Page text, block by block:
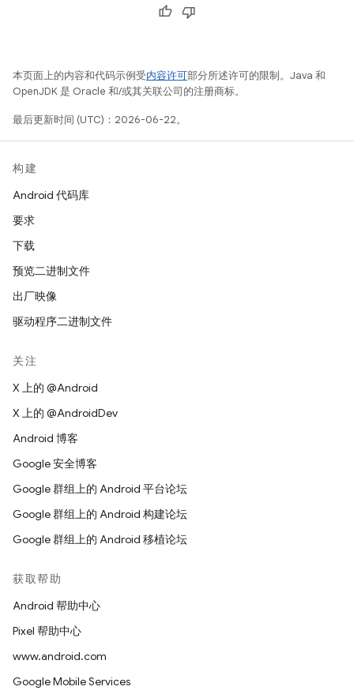
本页面上的内容和代码示例受内容许可部分所述许可的限制。Java 和
OpenJDK 是 Oracle 和/或其关联公司的注册商标。
最后更新时间 (UTC)：2026-06-22。
构建
Android 代码库
要求
下载
预览二进制文件
出厂映像
驱动程序二进制文件
关注
X 上的 @Android
X 上的 @AndroidDev
Android 博客
Google 安全博客
Google 群组上的 Android 平台论坛
Google 群组上的 Android 构建论坛
Google 群组上的 Android 移植论坛
获取帮助
Android 帮助中心
Pixel 帮助中心
www.android.com
Google Mobile Services